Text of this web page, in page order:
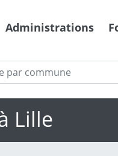
Administrations
Lille